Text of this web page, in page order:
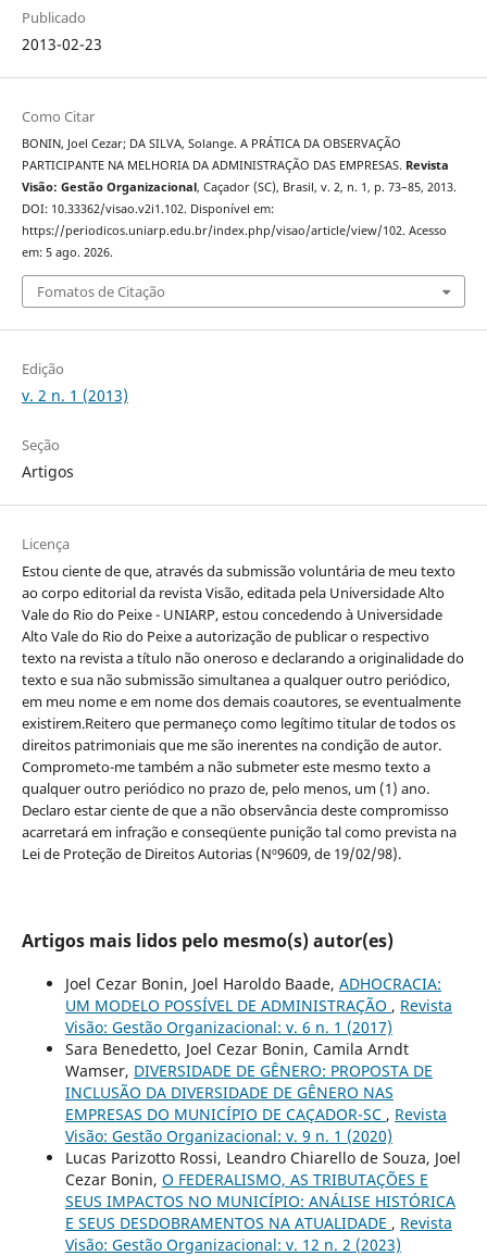
Publicado
2013-02-23
Como Citar
BONIN, Joel Cezar; DA SILVA, Solange. A PRÁTICA DA OBSERVAÇÃO
PARTICIPANTE NA MELHORIA DA ADMINISTRAÇÃO DAS EMPRESAS. Revista
Visão: Gestão Organizacional, Caçador (SC), Brasil, v. 2, n. 1, p. 73–85, 2013.
DOI: 10.33362/visao.v2i1.102. Disponível em:
https://periodicos.uniarp.edu.br/index.php/visao/article/view/102. Acesso
em: 5 ago. 2026.
Fomatos de Citação
Edição
v. 2 n. 1 (2013)
Seção
Artigos
Licença
Estou ciente de que, através da submissão voluntária de meu texto
ao corpo editorial da revista Visão, editada pela Universidade Alto
Vale do Rio do Peixe - UNIARP, estou concedendo à Universidade
Alto Vale do Rio do Peixe a autorização de publicar o respectivo
texto na revista a título não oneroso e declarando a originalidade do
texto e sua não submissão simultanea a qualquer outro periódico,
em meu nome e em nome dos demais coautores, se eventualmente
existirem.Reitero que permaneço como legítimo titular de todos os
direitos patrimoniais que me são inerentes na condição de autor.
Comprometo-me também a não submeter este mesmo texto a
qualquer outro periódico no prazo de, pelo menos, um (1) ano.
Declaro estar ciente de que a não observância deste compromisso
acarretará em infração e conseqüente punição tal como prevista na
Lei de Proteção de Direitos Autorias (Nº9609, de 19/02/98).
Artigos mais lidos pelo mesmo(s) autor(es)
Joel Cezar Bonin, Joel Haroldo Baade, ADHOCRACIA:
UM MODELO POSSÍVEL DE ADMINISTRAÇÃO , Revista
Visão: Gestão Organizacional: v. 6 n. 1 (2017)
Sara Benedetto, Joel Cezar Bonin, Camila Arndt
Wamser, DIVERSIDADE DE GÊNERO: PROPOSTA DE
INCLUSÃO DA DIVERSIDADE DE GÊNERO NAS
EMPRESAS DO MUNICÍPIO DE CAÇADOR-SC , Revista
Visão: Gestão Organizacional: v. 9 n. 1 (2020)
Lucas Parizotto Rossi, Leandro Chiarello de Souza, Joel
Cezar Bonin, O FEDERALISMO, AS TRIBUTAÇÕES E
SEUS IMPACTOS NO MUNICÍPIO: ANÁLISE HISTÓRICA
E SEUS DESDOBRAMENTOS NA ATUALIDADE , Revista
Visão: Gestão Organizacional: v. 12 n. 2 (2023)